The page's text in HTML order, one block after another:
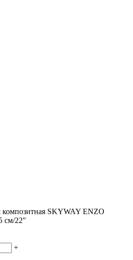
композитная SKYWAY ENZO
см/22"
+